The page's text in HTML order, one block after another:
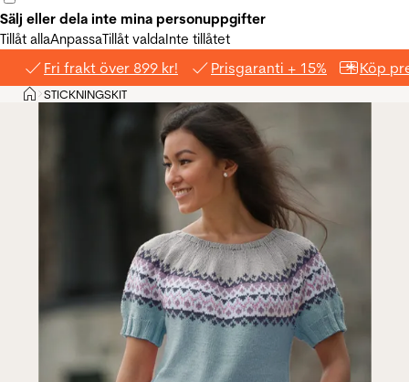
Sälj eller dela inte mina personuppgifter
Tillåt allaAnpassaTillåt valdaInte tillåtet
Fri frakt över 899 kr! Prisgaranti + 15% Köp
Hem
>STICKNINGSKIT